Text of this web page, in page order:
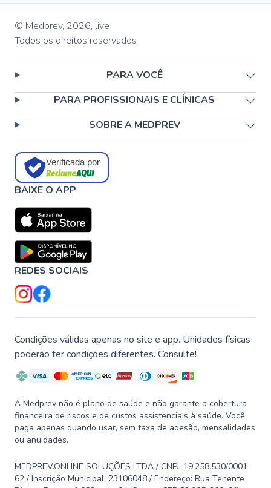
© Medprev, 2026, live
Todos os direitos reservados
PARA VOCÊ
PARA PROFISSIONAIS E CLÍNICAS
SOBRE A MEDPREV
Verificada por
BAIXE O APP
REDES SOCIAIS
Condições válidas apenas no site e app. Unidades físicas
poderão ter condições diferentes. Consulte!
A Medprev não é plano de saúde e não garante a cobertura
financeira de riscos e de custos assistenciais à saúde. Você
paga apenas quando usar, sem taxa de adesão, mensalidades
ou anuidades.
MEDPREV.ONLINE SOLUÇÕES LTDA / CNPJ: 19.258.530/0001-
62 / Inscrição Municipal: 23106048 / Endereço: Rua Tenente